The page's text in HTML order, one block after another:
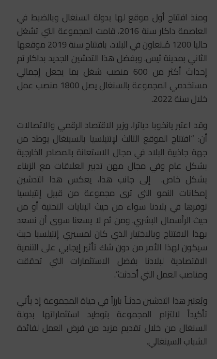
ومنذ افتتاح أول موقع لها بدولة السنغال وبالضبط في
العاصمة داكار سنة 2016، قامت المجموعة التي تشغل
حاليا 1200 مُـتعاون في البلاد، بافتتاح سنة 2019 موقعها
الثاني بمدينة ثيس. وبفضل هذا التدشين الجديد بداكار تم
إحداث أكثر من 600 منصب شغل بما يجعل إجمالي
مستخدمي المجموعة بالسنغال يصل 1800 منصب عمل
خلال سنة 2022.
وقد اعتبر يانخوبا دياترا، وزير الاقتصاد الرقمي والاتصالات
أن: “افتتاح الموقع الثالث لإنتيلسيا بالسينغال يوطد من
جهة جاذبية البلاد في مجال الاستعانة بالمصادر الخارجية
بشكل عام وفي مجال مهن تدبير العلاقات مع الزبناء
بشكل خاص. إلى جانب هذا، يعكس هذا التدشين
إمكانات النمو التي ترى مجموعة من قبيل إنتيلسيا
توفرها في بلادنا سواء من حيث البنايات التحتية أو من
حيث الرأسمال البشري. ومن ثم لا يسعنا سوى أن نسعد
بهذا الافتتاح وبالاختيار الذي كان لمسيري إنتيلسيا حيث
سيكون لهذا الأمر من دون شك تأثير إيجابي على التنمية
الاقتصادية لبلادنا بفضل الاستثمارات التي تحققت
ومناصب العمل التي أحدثت”.
ويُعتبر هذا التدشين حدثـاً بارزاً في حياة المجموعة إذ يأتي
تأكيداً لالتزام المجموعة بتوطيد استثماراتها بدولة
السنغال من خلال تقديم مزيد من فرض العمل لفائدة
الشباب السينغالي.